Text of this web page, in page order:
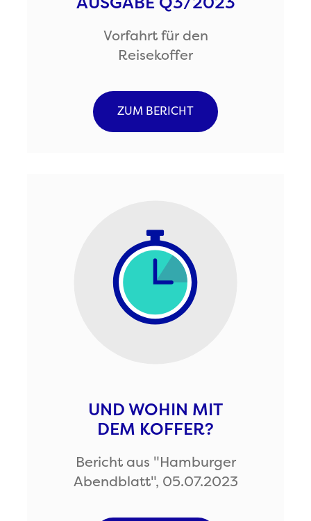
Vorfahrt für den
Reisekoffer
ZUM BERICHT
UND WOHIN MIT
DEM KOFFER?
Bericht aus "Hamburger
Abendblatt", 05.07.2023